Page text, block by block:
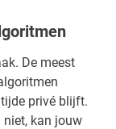
De meest
privé blijft.
niet, kan jouw